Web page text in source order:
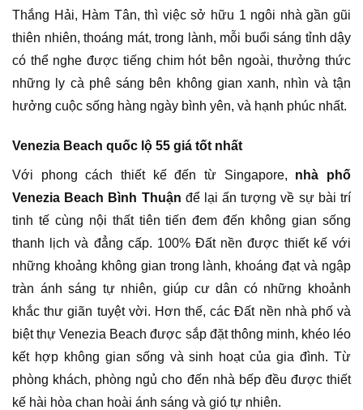
Thắng Hải, Hàm Tân, thì việc sở hữu 1 ngôi nhà gần gũi
thiên nhiên, thoáng mát, trong lành, mỗi buổi sáng tỉnh dậy
có thể nghe được tiếng chim hót bên ngoài, thưởng thức
những ly cà phê sáng bên không gian xanh, nhìn và tận
hưởng cuộc sống hàng ngày bình yên, và hạnh phúc nhất.
Venezia Beach quốc lộ 55 giá tốt nhất
Với phong cách thiết kế đến từ Singapore, nhà phố
Venezia Beach Bình Thuận để lại ấn tượng về sự bài trí
tinh tế cùng nội thất tiên tiến đem đến không gian sống
thanh lịch và đẳng cấp. 100% Đất nền được thiết kế với
những khoảng không gian trong lành, khoáng đạt và ngập
tràn ánh sáng tự nhiên, giúp cư dân có những khoảnh
khắc thư giãn tuyệt vời. Hơn thế, các Đất nền nhà phố và
biệt thự Venezia Beach được sắp đặt thông minh, khéo léo
kết hợp không gian sống và sinh hoạt của gia đình. Từ
phòng khách, phòng ngủ cho đến nhà bếp đều được thiết
kế hài hòa chan hoài ánh sáng và gió tự nhiên.